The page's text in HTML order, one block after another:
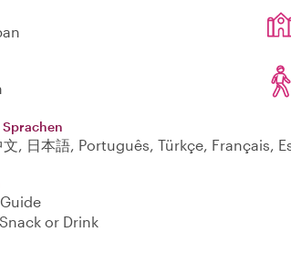
, 日本語, Português, Türkçe, Français,
or Drink